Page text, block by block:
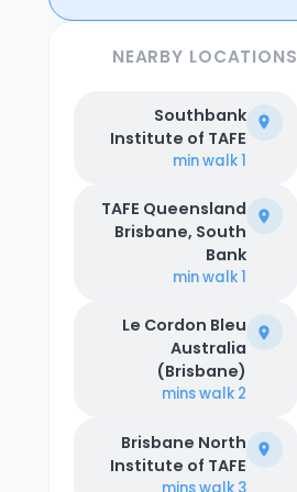
NEARBY LOCATIONS
Southbank
Institute of TAFE
1 min
walk
TAFE Queensland
Brisbane, South
Bank
1 min
walk
Le Cordon Bleu
Australia
(Brisbane)
2 mins
walk
Brisbane North
Institute of TAFE
3 mins
walk